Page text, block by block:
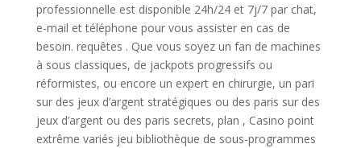
professionnelle est disponible 24h/24 et 7j/7 par chat,
e-mail et téléphone pour vous assister en cas de
besoin. requêtes . Que vous soyez un fan de machines
à sous classiques, de jackpots progressifs ou
réformistes, ou encore un expert en chirurgie, un pari
sur des jeux d’argent stratégiques ou des paris sur des
jeux d’argent ou des paris secrets, plan , Casino point
extrême variés jeu bibliothèque de sous-programmes